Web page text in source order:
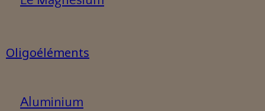
Oligoéléments
Aluminium